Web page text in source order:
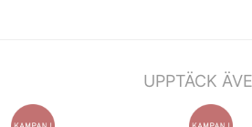
UPPTÄCK